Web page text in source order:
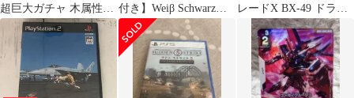
超巨大ガチャ 木属性ま
とめ売り
付き】Weiβ Schwarz
ViVid Strike! RR以下4コ
ン＋α
レードX BX-49 ドラン
ストライク4-50FF 4個